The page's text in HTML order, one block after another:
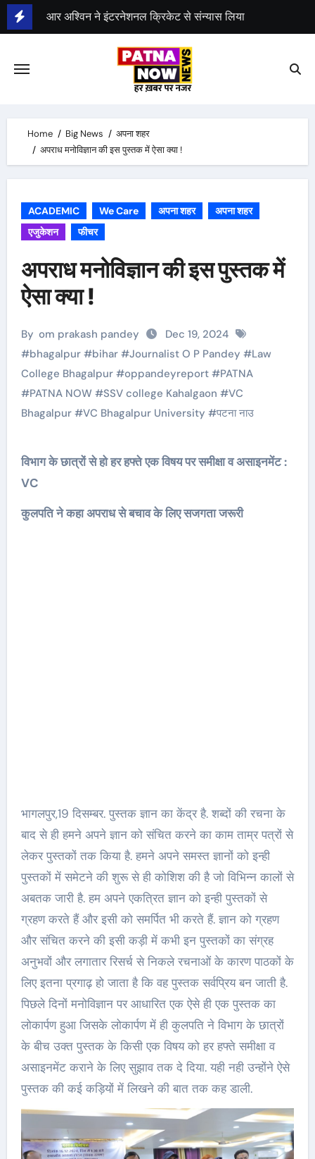
Skip
to
आर अश्विन ने इंटरनेशनल क्रिकेट से संन्यास लिया
भारत ऑस्ट्रेलिया के बीच तीसरा टेस्ट मैच ड्रॉ हुआ
Home Big News
अपना शहर
अपराध मनोविज्ञान की इस पुस्तक में ऐसा क्या !
ACADEMIC We Care अपना शहर
अपना शहर
एजुकेशन
फीचर
अपराध मनोविज्ञान की इस पुस्तक में
ऐसा क्या !
By om prakash pandey
Dec 19, 2024
#bhagalpur#bihar#Journalist O P Pandey #Law
College Bhagalpur#oppandeyreport#PATNA
#PATNA NOW #SSV college Kahalgaon #VC
Bhagalpur#VC Bhagalpur University #पटना नाउ
विभाग के छात्रों से हो हर हफ्ते एक विषय पर समीक्षा व असाइनमेंट :
VC
कुलपति ने कहा अपराध से बचाव के लिए सजगता जरूरी
भागलपुर,19 दिसम्बर. पुस्तक ज्ञान का केंद्र है. शब्दों की रचना के
बाद से ही हमने अपने ज्ञान को संचित करने का काम ताम्र पत्रों से
लेकर पुस्तकों तक किया है. हमने अपने समस्त ज्ञानों को इन्ही
पुस्तकों में समेटने की शुरू से ही कोशिश की है जो विभिन्न कालों से
अबतक जारी है. हम अपने एकत्रित ज्ञान को इन्ही पुस्तकों से
ग्रहण करते हैं और इसी को समर्पित भी करते हैं. ज्ञान को ग्रहण
और संचित करने की इसी कड़ी में कभी इन पुस्तकों का संग्रह
अनुभवों और लगातार रिसर्च से निकले रचनाओं के कारण पाठकों के
लिए इतना प्रगाढ़ हो जाता है कि वह पुस्तक सर्वप्रिय बन जाती है.
पिछले दिनों मनोविज्ञान पर आधारित एक ऐसे ही एक पुस्तक का
लोकार्पण हुआ जिसके लोकार्पण में ही कुलपति ने विभाग के छात्रों
के बीच उक्त पुस्तक के किसी एक विषय को हर हफ्ते समीक्षा व
असाइनमेंट कराने के लिए सुझाव तक दे दिया. यही नही उन्होंने ऐसे
पुस्तक की कई कड़ियों में लिखने की बात तक कह डाली.